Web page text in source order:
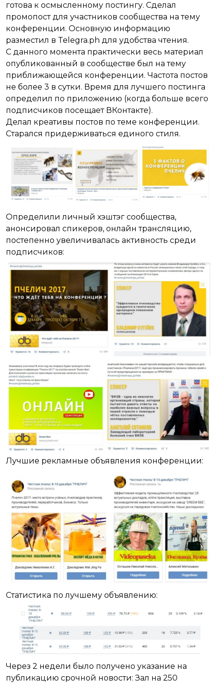
готова к осмысленному постингу. Сделал
промопост для участников сообщества на тему
конференции. Основную информацию
разместил в Telegra.ph для удобства чтения.
С данного момента практически весь материал
опубликованный в сообществе был на тему
приближающейся конференции. Частота постов
не более 3 в сутки. Время для лучшего постинга
определил по приложению (когда больше всего
подписчиков посещает ВКонтакте).
Делал креативы постов по теме конференции.
Старался придерживаться единого стиля.
Определили личный хэштэг сообщества,
анонсировал спикеров, онлайн трансляцию,
постепенно увеличивалась активность среди
подписчиков:
Лучшие рекламные объявления конференции:
Статистика по лучшему объявлению:
Через 2 недели было получено указание на
публикацию срочной новости: Зал на 250